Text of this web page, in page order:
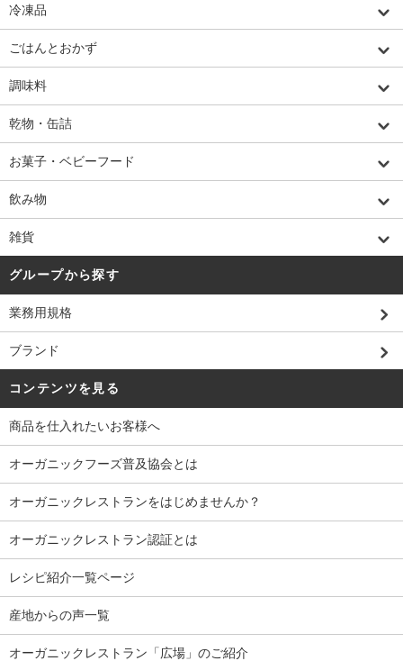
冷凍品
ごはんとおかず
調味料
乾物・缶詰
お菓子・ベビーフード
飲み物
雑貨
グループから探す
業務用規格
ブランド
コンテンツを見る
商品を仕入れたいお客様へ
オーガニックフーズ普及協会とは
オーガニックレストランをはじめませんか？
オーガニックレストラン認証とは
レシピ紹介一覧ページ
産地からの声一覧
オーガニックレストラン「広場」のご紹介